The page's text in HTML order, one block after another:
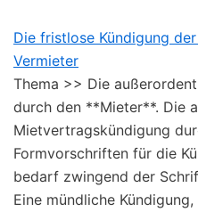
Die fristlose Kündigung
Vermieter
Thema >> Die
durch den **Mieter**. Die
Mietvertragskündigung
Formvorschriften für die
bedarf zwingend der
Eine mündliche